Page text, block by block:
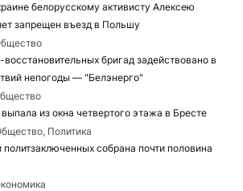
белорусскому активисту Алексею
запрещен въезд в Польшу
бригад задействовано в
непогоды — "Белэнерго"
из окна четвертого этажа в Бресте
Политика
собрана почти половина